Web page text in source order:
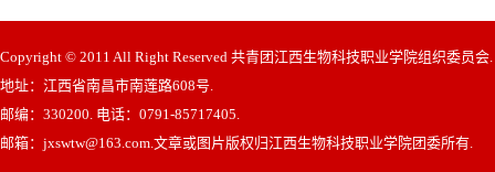
Copyright © 2011 All Right Reserved 共青团江西生物科技职业学院组织委员会.
地址：江西省南昌市南莲路608号.
邮编：330200. 电话：0791-85717405.
邮箱：jxswtw@163.com.文章或图片版权归江西生物科技职业学院团委所有.